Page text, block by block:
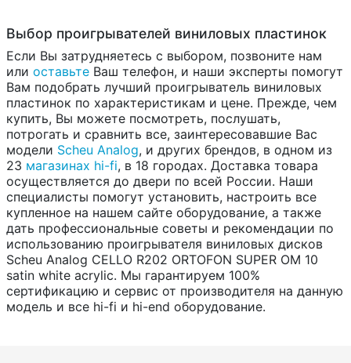
Выбор проигрывателей виниловых пластинок
Если Вы затрудняетесь с выбором, позвоните нам
или оставьте Ваш телефон, и наши эксперты помогут
Вам подобрать лучший проигрыватель виниловых
пластинок по характеристикам и цене. Прежде, чем
купить, Вы можете посмотреть, послушать,
потрогать и сравнить все, заинтересовавшие Вас
модели Scheu Analog, и других брендов, в одном из
23 магазинах hi-fi, в 18 городах. Доставка товара
осуществляется до двери по всей России. Наши
специалисты помогут установить, настроить все
купленное на нашем сайте оборудование, а также
дать профессиональные советы и рекомендации по
использованию проигрывателя виниловых дисков
Scheu Analog CELLO R202 ORTOFON SUPER OM 10
satin white acrylic. Мы гарантируем 100%
сертификацию и сервис от производителя на данную
модель и все hi-fi и hi-end оборудование.